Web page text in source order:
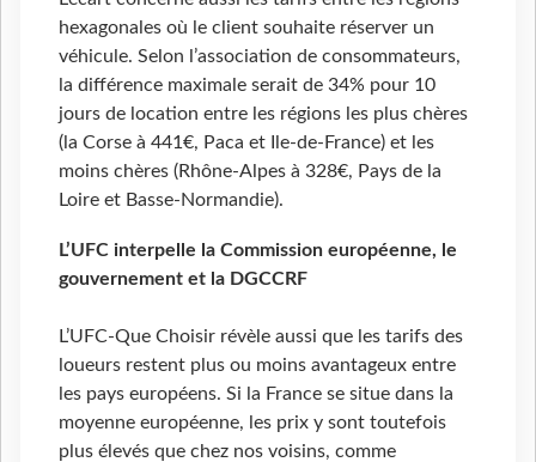
hexagonales où le client souhaite réserver un
véhicule. Selon l’association de consommateurs,
la différence maximale serait de 34% pour 10
jours de location entre les régions les plus chères
(la Corse à 441€, Paca et Ile-de-France) et les
moins chères (Rhône-Alpes à 328€, Pays de la
Loire et Basse-Normandie).
L’UFC interpelle la Commission européenne, le
gouvernement et la DGCCRF
L’UFC-Que Choisir révèle aussi que les tarifs des
loueurs restent plus ou moins avantageux entre
les pays européens. Si la France se situe dans la
moyenne européenne, les prix y sont toutefois
plus élevés que chez nos voisins, comme